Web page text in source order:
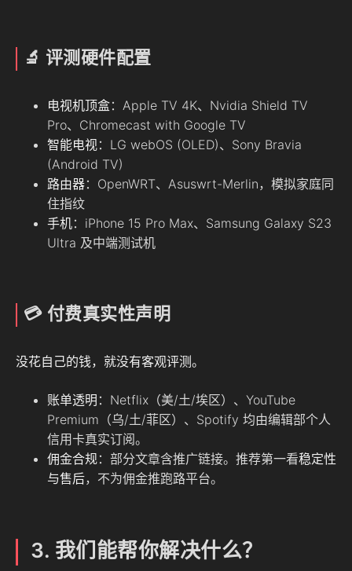
🔬 评测硬件配置
电视机顶盒：Apple TV 4K、Nvidia Shield TV
Pro、Chromecast with Google TV
智能电视：LG webOS (OLED)、Sony Bravia
(Android TV)
路由器：OpenWRT、Asuswrt-Merlin，模拟家庭同
住指纹
手机：iPhone 15 Pro Max、Samsung Galaxy S23
Ultra 及中端测试机
💳 付费真实性声明
没花自己的钱，就没有客观评测。
账单透明 ：Netflix（美/土/埃区）、YouTube
Premium（乌/土/菲区）、Spotify 均由编辑部个人
信用卡真实订阅。
佣金合规：部分文章含推广链接。推荐第一看稳定性
与售后，不为佣金推跑路平台。
3. 我们能帮你解决什么？